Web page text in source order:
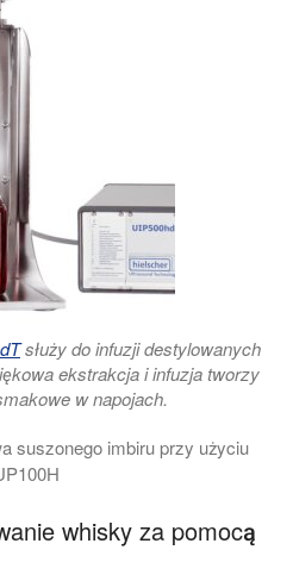
służy do infuzji destylowanych
ekstrakcja i infuzja tworzy
w napojach.
suszonego imbiru przy użyciu
whisky za pomocą